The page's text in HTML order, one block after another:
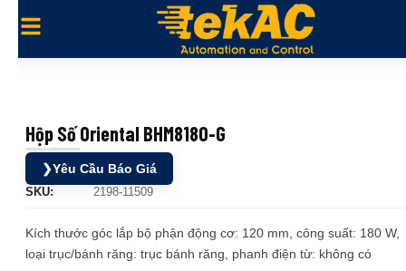
Hộp Số Oriental BHM8180-G
❯Yêu Cầu Báo Giá
SKU: 2198-11509
Kích thước góc lắp bộ phận động cơ: 120 mm, công suất: 180 W,
loại trục/bánh răng: trục bánh răng, phanh điện từ: không có